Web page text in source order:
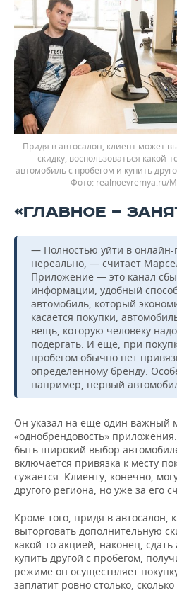
Придя в автосалон, клиент может
скидку, воспользоваться какой-
автомобиль с пробегом и купить
realnoevremya.ru/
«ГЛАВНОЕ —
— Полностью уйти в
нереально, — считает
Приложение — это канал
информации, удобный
автомобиль, который
касается покупки,
вещь, которую человеку
подергать. И еще, при
пробегом обычно нет
определенному бренду.
например, первый
Он указал на еще один важный
«однобрендовость»
быть широкий выбор
включается привязка к месту
сужается. Клиенту, конечно,
другого региона, но уже за его
Кроме того, придя в автосалон,
выторговать дополнительную
какой-то акцией, наконец,
купить другой с пробегом,
режиме он осуществляет
заплатит ровно столько,